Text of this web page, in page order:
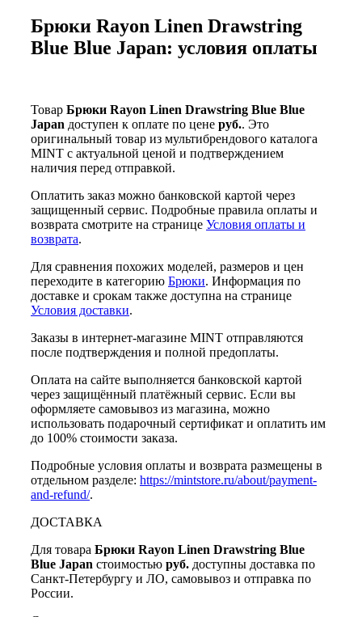
Брюки Rayon Linen Drawstring
Blue Blue Japan: условия оплаты
Товар Брюки Rayon Linen Drawstring Blue Blue
Japan доступен к оплате по цене руб.. Это
оригинальный товар из мультибрендового каталога
MINT с актуальной ценой и подтверждением
наличия перед отправкой.
Оплатить заказ можно банковской картой через
защищенный сервис. Подробные правила оплаты и
возврата смотрите на странице Условия оплаты и
возврата.
Для сравнения похожих моделей, размеров и цен
переходите в категорию Брюки. Информация по
доставке и срокам также доступна на странице
Условия доставки.
Заказы в интернет-магазине MINT отправляются
после подтверждения и полной предоплаты.
Оплата на сайте выполняется банковской картой
через защищённый платёжный сервис. Если вы
оформляете самовывоз из магазина, можно
использовать подарочный сертификат и оплатить им
до 100% стоимости заказа.
Подробные условия оплаты и возврата размещены в
отдельном разделе: https://mintstore.ru/about/payment-
and-refund/.
ДОСТАВКА
Для товара Брюки Rayon Linen Drawstring Blue
Blue Japan стоимостью руб. доступны доставка по
Санкт-Петербургу и ЛО, самовывоз и отправка по
России.